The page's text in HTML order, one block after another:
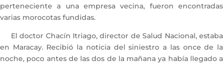
perteneciente a una empresa vecina, fueron encontradas
varias morocotas fundidas.
El doctor Chacín Itriago, director de Salud Nacional, estaba
en Maracay. Recibió la noticia del siniestro a las once de la
noche, poco antes de las dos de la mañana ya había llegado a